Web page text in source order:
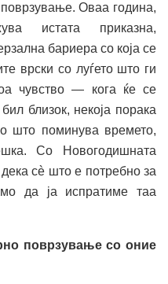
Оваа година,
истата приказна,
бариера со која се
врски со луѓето што ги
чувство — кога ќе се
близок, некоја порака
што поминува времето,
Со Новогодишната
сè што е потребно за
да ја испратиме таа
поврзување со оние